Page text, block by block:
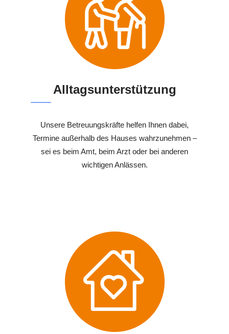
Alltagsunterstützung
Unsere Betreuungskräfte helfen Ihnen dabei,
Termine außerhalb des Hauses wahrzunehmen –
sei es beim Amt, beim Arzt oder bei anderen
wichtigen Anlässen.